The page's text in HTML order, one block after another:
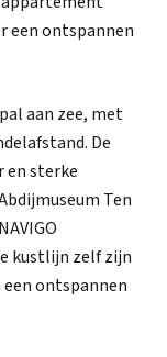
een ontspannen
aan zee, met
De
en sterke
Ten
kustlijn zelf zijn
ontspannen